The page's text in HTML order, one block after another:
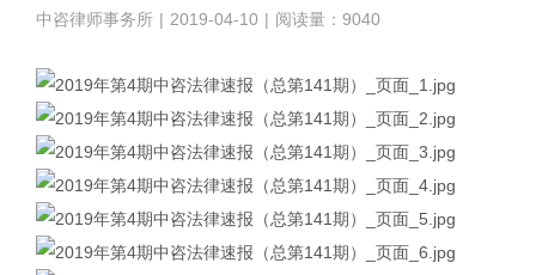
中咨律师事务所 | 2019-04-10 | 阅读量：9040